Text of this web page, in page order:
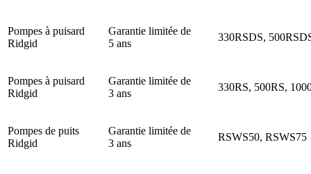
Pompes à puisard
Ridgid
Garantie limitée de
5 ans
330RSDS,
Pompes à puisard
Ridgid
Garantie limitée de
3 ans
330RS, 500RS,
Pompes de puits
Ridgid
Garantie limitée de
3 ans
RSWS50, RSWS75